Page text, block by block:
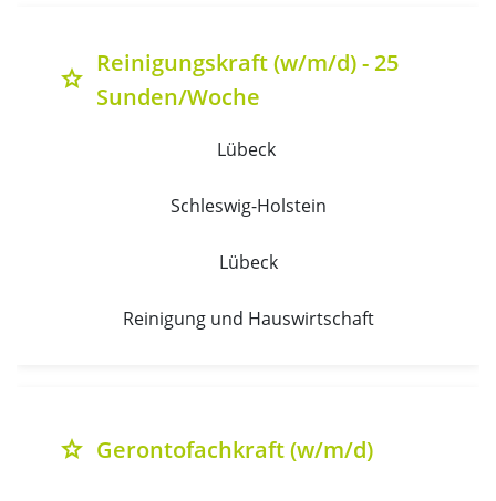
grade
Reinigungskraft (w/m/d) - 25
Sunden/Woche
Lübeck
Schleswig-Holstein
Lübeck
Reinigung und Hauswirtschaft
grade Gerontofachkraft (w/m/d)